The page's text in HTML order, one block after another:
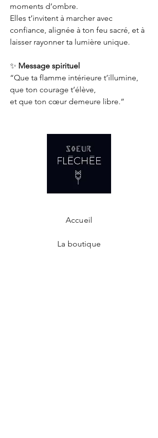
moments d’ombre.
Elles t’invitent à marcher avec
confiance, alignée à ton feu sacré, et à
laisser rayonner ta lumière unique.
✨ Message spirituel
“Que ta flamme intérieure t’illumine,
que ton courage t’élève,
et que ton cœur demeure libre.”
Accueil
La boutique